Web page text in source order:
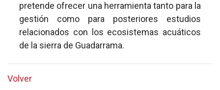
pretende ofrecer una herramienta tanto para la
gestión como para posteriores estudios
relacionados con los ecosistemas acuáticos
de la sierra de Guadarrama.
Volver